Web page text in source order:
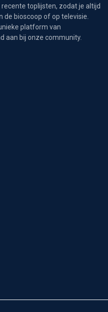
toplijsten, zodat je altijd
de bioscoop of op televisie.
platform van
aan bij onze community.